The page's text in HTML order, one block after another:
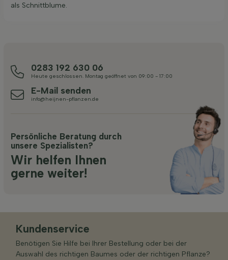
als Schnittblume.
0283 192 630 06
Heute geschlossen. Montag geöffnet von 09:00 - 17:00
E-Mail senden
info@heijnen-pflanzen.de
Persönliche Beratung durch
unsere Spezialisten?
Wir helfen Ihnen
gerne weiter!
Kundenservice
Benötigen Sie Hilfe bei Ihrer Bestellung oder bei der
Auswahl des richtigen Baumes oder der richtigen Pflanze?